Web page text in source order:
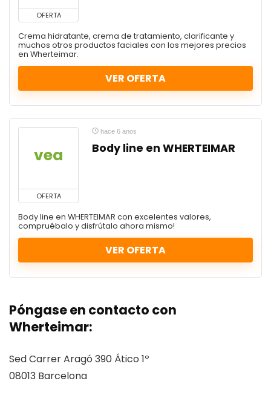
OFERTA
Crema hidratante, crema de tratamiento, clarificante y
muchos otros productos faciales con los mejores precios
en Wherteimar.
VER OFERTA
vea
OFERTA
hace 6 anos
Body line en WHERTEIMAR
Body line en WHERTEIMAR con excelentes valores,
compruébalo y disfrútalo ahora mismo!
VER OFERTA
Póngase en contacto con
Wherteimar:
Sed Carrer Aragó 390 Ático 1º
08013 Barcelona